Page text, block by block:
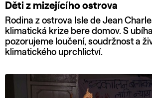
Děti z mizejícího ostrova
Rodina z ostrova Isle de Jean
klimatická krize bere domov. S
pozorujeme loučení, soudržnost a
klimatického uprchlictví.